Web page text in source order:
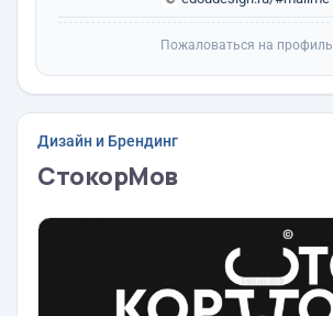
Пожаловаться на профиль
Дизайн и Брендинг
СтокорМов